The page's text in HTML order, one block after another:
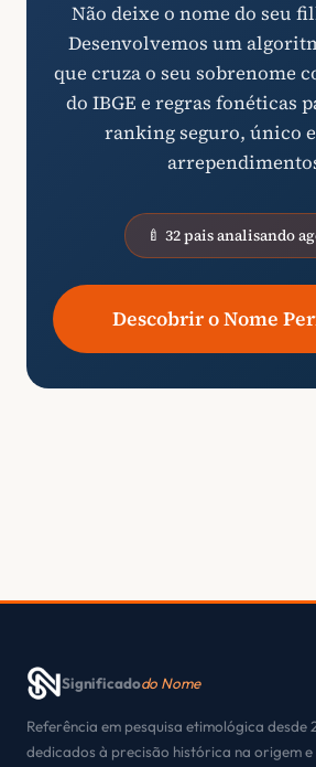
Não deixe o nome do seu
Desenvolvemos um
que cruza o seu sobrenome
do IBGE e regras fonéticas
ranking seguro, único
🍼 32 pais analisando
Descobrir o Nome
Significadodo Nome
Referência em pesquisa etimológica desde
dedicados à precisão histórica na origem e